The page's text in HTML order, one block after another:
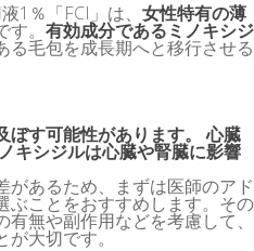
1％「FCI」は、 女性特有の薄
す。 有効成分であるミノキシジ
る毛包を成長期へと移行させる
ぼす可能性があります。 心臓
キシジルは心臓や腎臓に影響
があるため、まずは医師のアド
ぶことをおすすめします。その
無や副作用などを考慮して、
大切です。